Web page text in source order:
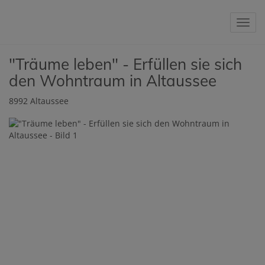
"Träume leben" - Erfüllen sie sich
den Wohntraum in Altaussee
8992 Altaussee